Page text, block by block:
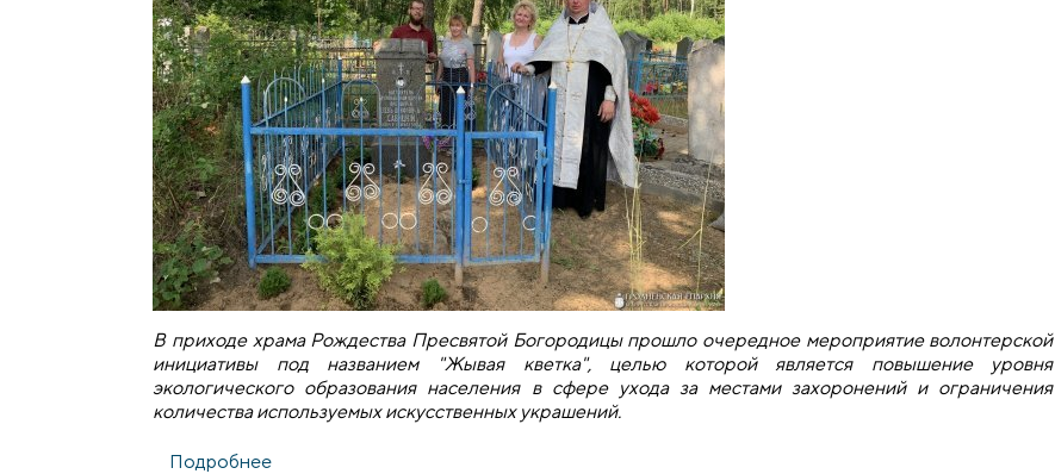
В приходе храма Рождества Пресвятой Богородицы прошло очередное мероприятие волонтерской
инициативы под названием "Жывая кветка", целью которой является повышение уровня
экологического образования населения в сфере ухода за местами захоронений и ограничения
количества используемых искусственных украшений.
Подробнее